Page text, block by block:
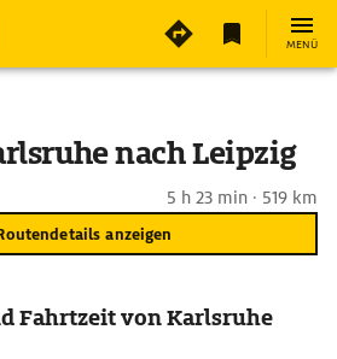
MENÜ
nach Leipzig
5 h 23 min · 519 km
anzeigen
Fahrtzeit von Karlsruhe